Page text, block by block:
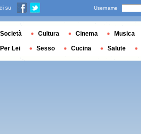
su Username
Società Cultura Cinema Musica
Per Lei Sesso Cucina Salute